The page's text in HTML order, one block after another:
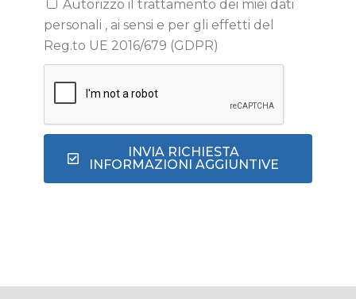
Autorizzo il trattamento dei miei dati
personali , ai sensi e per gli effetti del
Reg.to UE 2016/679 (GDPR)
INVIA RICHIESTA
INFORMAZIONI AGGIUNTIVE